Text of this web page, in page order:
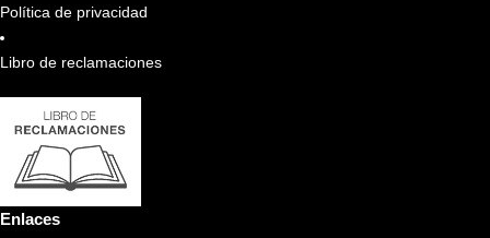
Política de privacidad
Libro de reclamaciones
Enlaces